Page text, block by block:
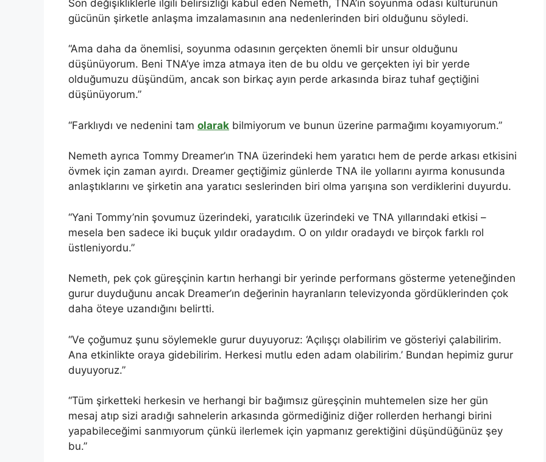
Son değişikliklerle ilgili belirsizliği kabul eden Nemeth, TNA’in soyunma odası kültürünün
gücünün şirketle anlaşma imzalamasının ana nedenlerinden biri olduğunu söyledi.
“Ama daha da önemlisi, soyunma odasının gerçekten önemli bir unsur olduğunu
düşünüyorum. Beni TNA’ye imza atmaya iten de bu oldu ve gerçekten iyi bir yerde
olduğumuzu düşündüm, ancak son birkaç ayın perde arkasında biraz tuhaf geçtiğini
düşünüyorum.”
“Farklıydı ve nedenini tam olarak bilmiyorum ve bunun üzerine parmağımı koyamıyorum.”
Nemeth ayrıca Tommy Dreamer’ın TNA üzerindeki hem yaratıcı hem de perde arkası etkisini
övmek için zaman ayırdı. Dreamer geçtiğimiz günlerde TNA ile yollarını ayırma konusunda
anlaştıklarını ve şirketin ana yaratıcı seslerinden biri olma yarışına son verdiklerini duyurdu.
“Yani Tommy’nin şovumuz üzerindeki, yaratıcılık üzerindeki ve TNA yıllarındaki etkisi –
mesela ben sadece iki buçuk yıldır oradaydım. O on yıldır oradaydı ve birçok farklı rol
üstleniyordu.”
Nemeth, pek çok güreşçinin kartın herhangi bir yerinde performans gösterme yeteneğinden
gurur duyduğunu ancak Dreamer’ın değerinin hayranların televizyonda gördüklerinden çok
daha öteye uzandığını belirtti.
“Ve çoğumuz şunu söylemekle gurur duyuyoruz: ‘Açılışçı olabilirim ve gösteriyi çalabilirim.
Ana etkinlikte oraya gidebilirim. Herkesi mutlu eden adam olabilirim.’ Bundan hepimiz gurur
duyuyoruz.”
“Tüm şirketteki herkesin ve herhangi bir bağımsız güreşçinin muhtemelen size her gün
mesaj atıp sizi aradığı sahnelerin arkasında görmediğiniz diğer rollerden herhangi birini
yapabileceğimi sanmıyorum çünkü ilerlemek için yapmanız gerektiğini düşündüğünüz şey
bu.”